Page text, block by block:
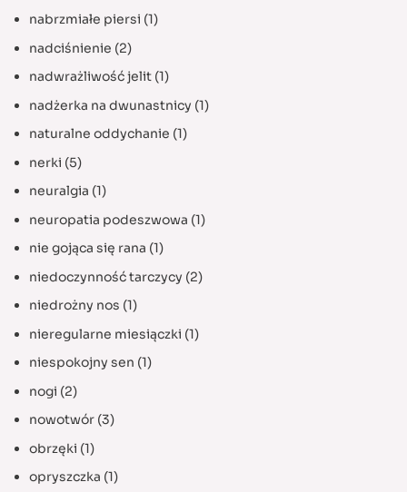
nabrzmiałe piersi (1)
nadciśnienie (2)
nadwrażliwość jelit(1)
nadżerka na dwunastnicy (1)
naturalne oddychanie (1)
nerki (5)
neuralgia (1)
neuropatia podeszwowa (1)
nie gojąca się rana (1)
niedoczynność tarczycy (2)
niedrożny nos (1)
nieregularne miesiączki (1)
niespokojny sen (1)
nogi (2)
nowotwór(3)
obrzęki (1)
opryszczka (1)